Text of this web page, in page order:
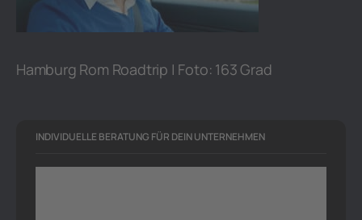
Hamburg Rom Roadtrip | Foto: 163 Grad
INDIVIDUELLE BERATUNG FÜR DEIN UNTERNEHMEN